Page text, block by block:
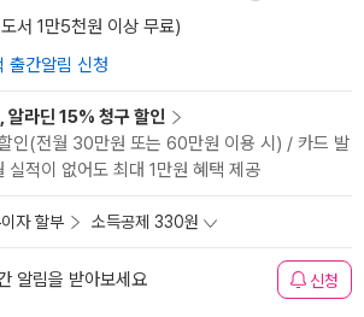
서 1만5천원 이상 무료)
출간알림 신청
알라딘 15% 청구 할인
인(전월 30만원 또는 60만원 이용 시) / 카드 발
실적이 없어도 최대 1만원 혜택 제공
자 할부 소득공제 330원
알림을 받아보세요 신청